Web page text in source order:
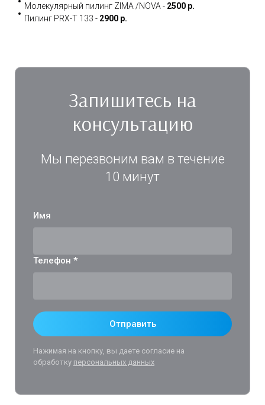
Молекулярный пилинг ZIMA /NOVA - 2500 р.
Пилинг PRX-T 133 - 2900 р.
Запишитесь на
консультацию
Мы перезвоним вам в течение
10 минут
Имя
Телефон *
Отправить
Нажимая на кнопку, вы даете согласие на
обработку персональных данных